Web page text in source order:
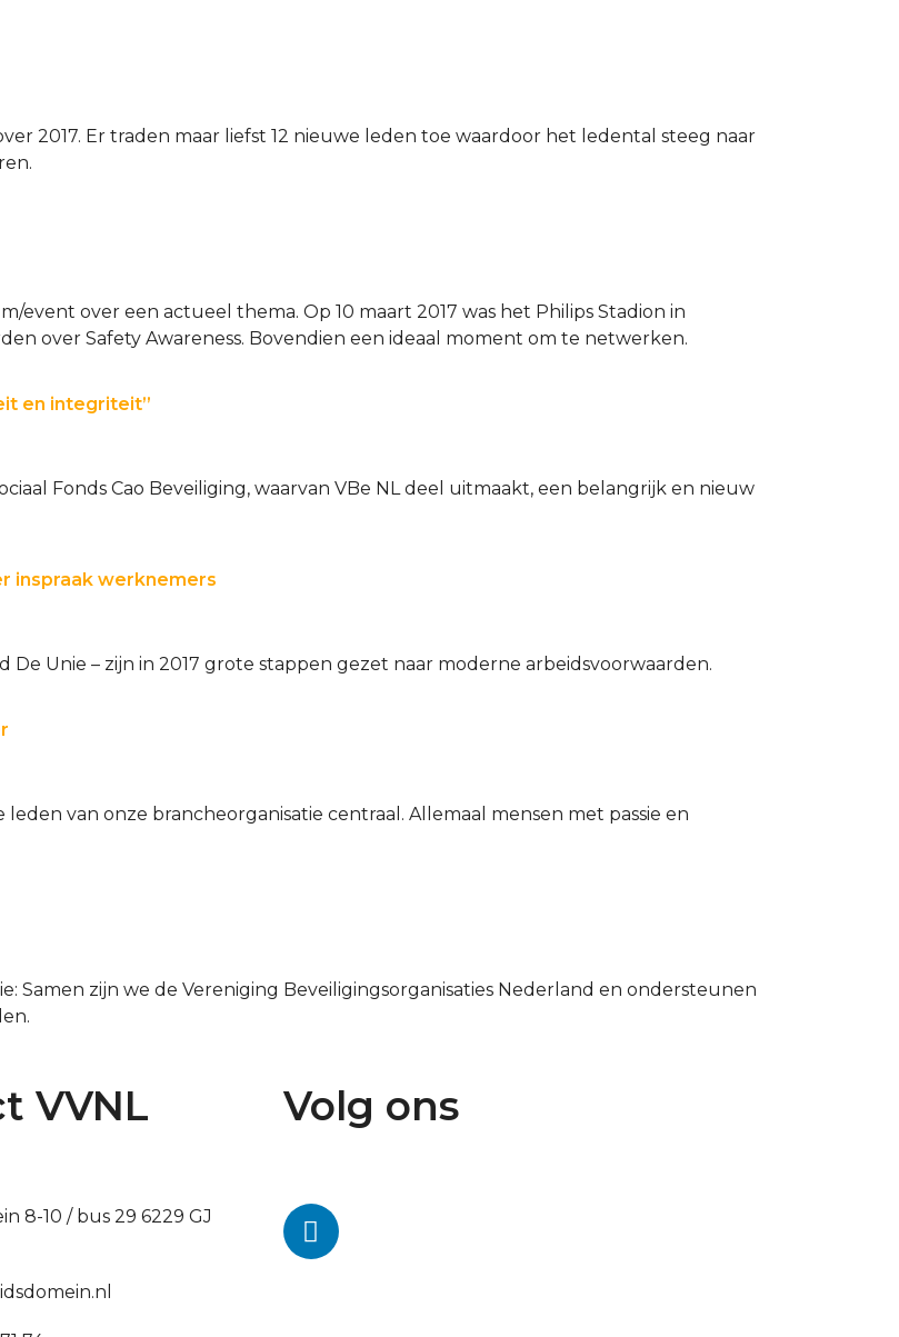
2017. Er traden maar liefst 12 nieuwe leden toe waardoor het ledental steeg naar
event over een actueel thema. Op 10 maart 2017 was het Philips Stadion in
over Safety Awareness. Bovendien een ideaal moment om te netwerken.
en integriteit”
Fonds Cao Beveiliging, waarvan VBe NL deel uitmaakt, een belangrijk en nieuw
inspraak werknemers
De Unie – zijn in 2017 grote stappen gezet naar moderne arbeidsvoorwaarden.
van onze brancheorganisatie centraal. Allemaal mensen met passie en
Samen zijn we de Vereniging Beveiligingsorganisaties Nederland en ondersteunen
VVNL
8-10 / bus 29 6229 GJ
Volg ons